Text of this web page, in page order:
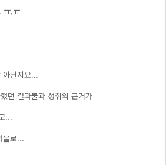
ㅠ,ㅠ
아닌지요...
던 결과물과 성취의 근거가
...
물로...